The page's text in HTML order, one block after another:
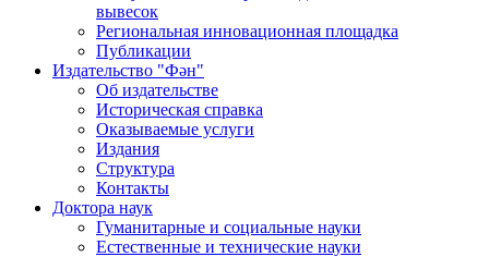
вывесок
Региональная инновационная площадка
Публикации
Издательство "Фән"
Об издательстве
Историческая справка
Оказываемые услуги
Издания
Структура
Контакты
Доктора наук
Гуманитарные и социальные науки
Естественные и технические науки